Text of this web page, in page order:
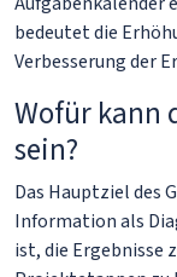
bedeutet die
Verbesserung der
Wofür kann
sein?
Das Hauptziel des
Information als
ist, die Ergebnisse